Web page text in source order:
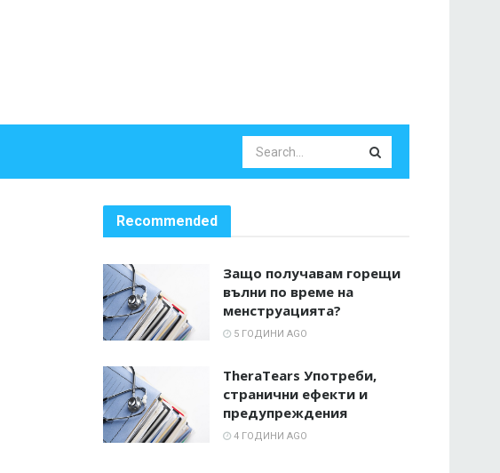
Recommended
Защо получавам горещи
вълни по време на
менструацията?
5 ГОДИНИ AGO
TheraTears Употреби,
странични ефекти и
предупреждения
4 ГОДИНИ AGO